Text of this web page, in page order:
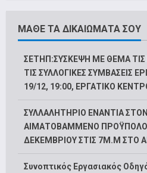
ΜΑΘΕ ΤΑ ΔΙΚΑΙΩΜΑΤΑ ΣΟΥ
ΣΕΤΗΠ:ΣΥΣΚΕΨΗ ΜΕ ΘΕΜΑ ΤΙΣ
ΤΙΣ ΣΥΛΛΟΓΙΚΕΣ ΣΥΜΒΑΣΕΙΣ
19/12, 19:00, ΕΡΓΑΤΙΚΟ
ΣΥΛΛΑΛΗΤΗΡΙΟ ΕΝΑΝΤΙΑ
ΑΙΜΑΤΟΒΑΜΜΕΝΟ
ΔΕΚΕΜΒΡΙΟΥ ΣΤΙΣ 7Μ.Μ ΣΤΟ
Συνοπτικός Εργασιακός